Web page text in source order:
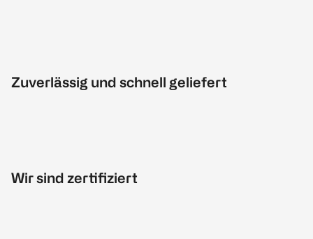
Zuverlässig und schnell geliefert
Wir sind zertifiziert